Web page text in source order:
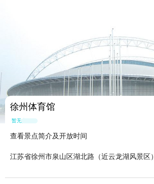
徐州体育馆
暂无点评
查看景点简介及开放时间
江苏省徐州市泉山区湖北路（近云龙湖风景区）